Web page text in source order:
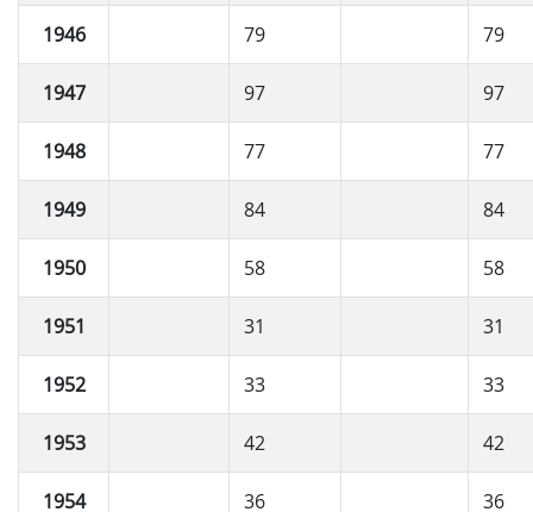
1946 79 79
1947 97 97
1948 77 77
1949 84 84
1950 58 58
1951 31 31
1952 33 33
1953 42 42
1954 36 36